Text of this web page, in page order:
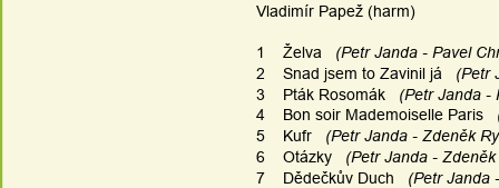
Vladimír Papež (harm)
1    Želva
(Petr Janda - Pavel
2    Snad jsem to Zavinil já
3    Pták Rosomák
(Petr Janda
4    Bon soir Mademoiselle Paris
5    Kufr
(Petr Janda - Zdeněk
6    Otázky
(Petr Janda - Zdeněk
7    Dědečkův Duch
(Petr Janda